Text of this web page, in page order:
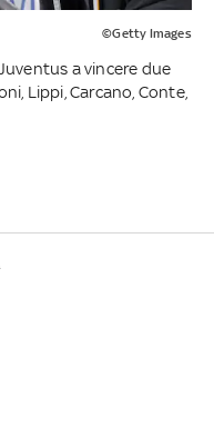
©Getty Images
a vincere due
Lippi, Carcano, Conte,